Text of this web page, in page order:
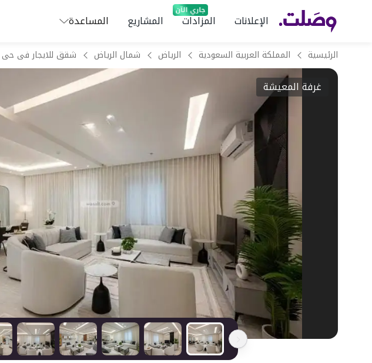
الإعلانات المزادات المشاريع المساعدة
الرئيسية المملكة العربية السعودية الرياض شمال الرياض
غرفة المعيشة